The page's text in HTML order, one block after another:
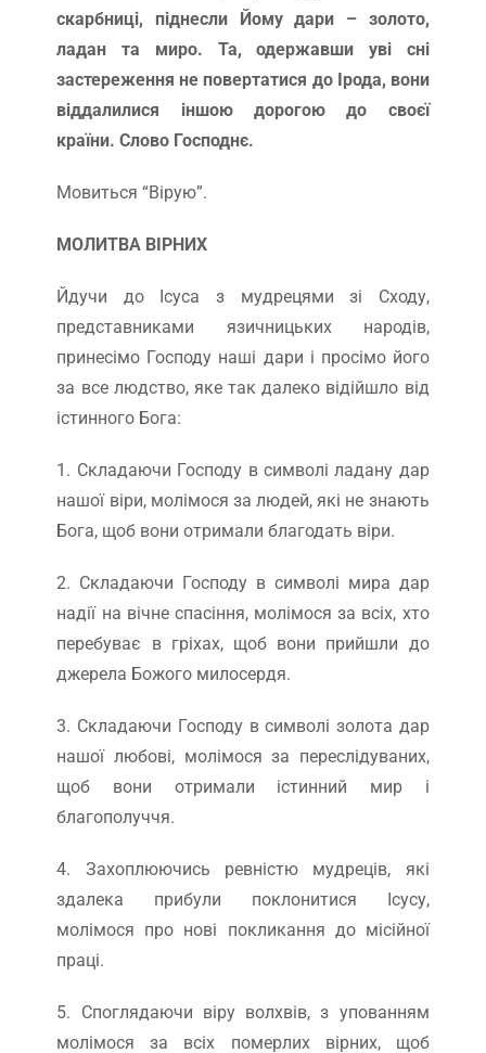
скарбниці, піднесли Йому дари – золото,
ладан та миро. Та, одержавши уві сні
застереження не повертатися до Ірода, вони
віддалилися іншою дорогою до своєї
країни. Слово Господнє.
Мовиться “Вірую”.
МОЛИТВА ВІРНИХ
Йдучи до Ісуса з мудрецями зі Сходу,
представниками язичницьких народів,
принесімо Господу наші дари і просімо його
за все людство, яке так далеко відійшло від
істинного Бога:
1. Складаючи Господу в символі ладану дар
нашої віри, молімося за людей, які не знають
Бога, щоб вони отримали благодать віри.
2. Складаючи Господу в символі мира дар
надії на вічне спасіння, молімося за всіх, хто
перебуває в гріхах, щоб вони прийшли до
джерела Божого милосердя.
3. Складаючи Господу в символі золота дар
нашої любові, молімося за переслідуваних,
щоб вони отримали істинний мир і
благополуччя.
4. Захоплюючись ревністю мудреців, які
здалека прибули поклонитися Ісусу,
молімося про нові покликання до місійної
праці.
5. Споглядаючи віру волхвів, з упованням
молімося за всіх померлих вірних, щоб